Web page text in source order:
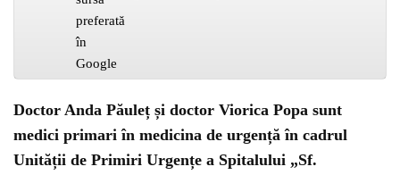
Doctor Anda Păuleț și doctor Viorica Popa sunt
medici primari în medicina de urgență în cadrul
Unității de Primiri Urgențe a Spitalului „Sf.